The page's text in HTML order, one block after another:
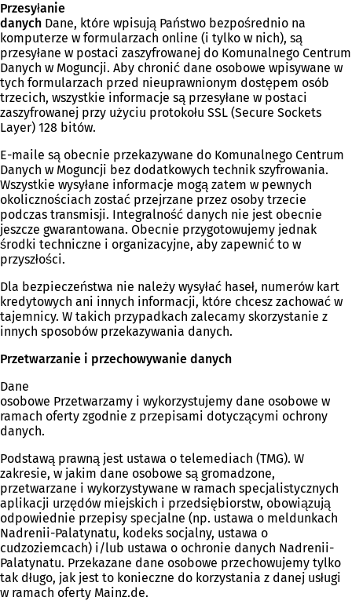
Przesyłanie
danych Dane, które wpisują Państwo bezpośrednio na
komputerze w formularzach online (i tylko w nich), są
przesyłane w postaci zaszyfrowanej do Komunalnego Centrum
Danych w Moguncji. Aby chronić dane osobowe wpisywane w
tych formularzach przed nieuprawnionym dostępem osób
trzecich, wszystkie informacje są przesyłane w postaci
zaszyfrowanej przy użyciu protokołu SSL (Secure Sockets
Layer) 128 bitów.
E-maile są obecnie przekazywane do Komunalnego Centrum
Danych w Moguncji bez dodatkowych technik szyfrowania.
Wszystkie wysyłane informacje mogą zatem w pewnych
okolicznościach zostać przejrzane przez osoby trzecie
podczas transmisji. Integralność danych nie jest obecnie
jeszcze gwarantowana. Obecnie przygotowujemy jednak
środki techniczne i organizacyjne, aby zapewnić to w
przyszłości.
Dla bezpieczeństwa nie należy wysyłać haseł, numerów kart
kredytowych ani innych informacji, które chcesz zachować w
tajemnicy. W takich przypadkach zalecamy skorzystanie z
innych sposobów przekazywania danych.
Przetwarzanie i przechowywanie danych
Dane
osobowe Przetwarzamy i wykorzystujemy dane osobowe w
ramach oferty zgodnie z przepisami dotyczącymi ochrony
danych.
Podstawą prawną jest ustawa o telemediach (TMG). W
zakresie, w jakim dane osobowe są gromadzone,
przetwarzane i wykorzystywane w ramach specjalistycznych
aplikacji urzędów miejskich i przedsiębiorstw, obowiązują
odpowiednie przepisy specjalne (np. ustawa o meldunkach
Nadrenii-Palatynatu, kodeks socjalny, ustawa o
cudzoziemcach) i/lub ustawa o ochronie danych Nadrenii-
Palatynatu. Przekazane dane osobowe przechowujemy tylko
tak długo, jak jest to konieczne do korzystania z danej usługi
w ramach oferty Mainz.de.